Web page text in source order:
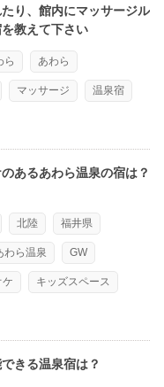
り、館内にマッサージル
教えて下さい
ら あわら
マッサージ 温泉宿
あるあわら温泉の宿は？
北陸 福井県
わら温泉 GW
ケ キッズスペース
きる温泉宿は？